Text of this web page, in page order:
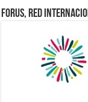
Forus, red